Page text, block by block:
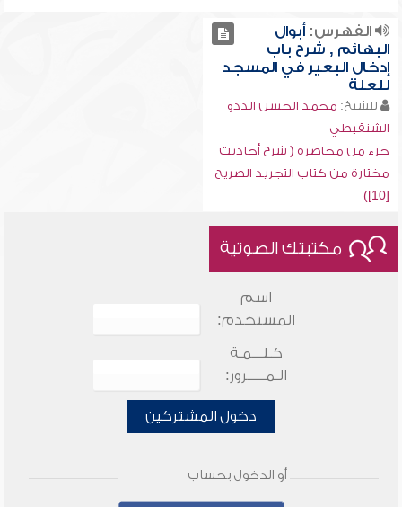
الفهرس:أبوال
البهائم , شرح باب
إدخال البعير في المسجد
للعلة
للشيخ: محمد الحسن الددو
الشنقيطي
جزء من محاضرة ( شرح أحاديث
مختارة من كتاب التجريد الصريح
[10])
مكتبتك الصوتية
اسم
المستخدم:
كـلـــمـة
الـمـــــرور:
دخول المشتركين
أو الدخول بحساب